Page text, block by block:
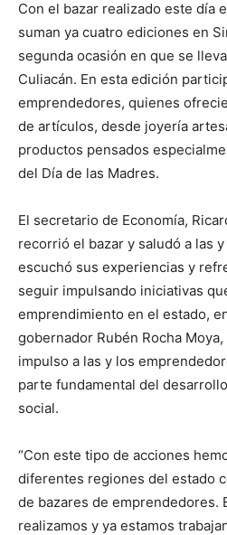
Con el bazar realizado este día
suman ya cuatro ediciones en
segunda ocasión en que se
Culiacán. En esta edición
emprendedores, quienes
de artículos, desde joyería
productos pensados
del Día de las Madres.
El secretario de Economía,
recorrió el bazar y saludó a las
escuchó sus experiencias y
seguir impulsando iniciativas
emprendimiento en el estado,
gobernador Rubén Rocha
impulso a las y los
parte fundamental del
social.
“Con este tipo de acciones
diferentes regiones del estado
de bazares de emprendedores.
realizamos y ya estamos